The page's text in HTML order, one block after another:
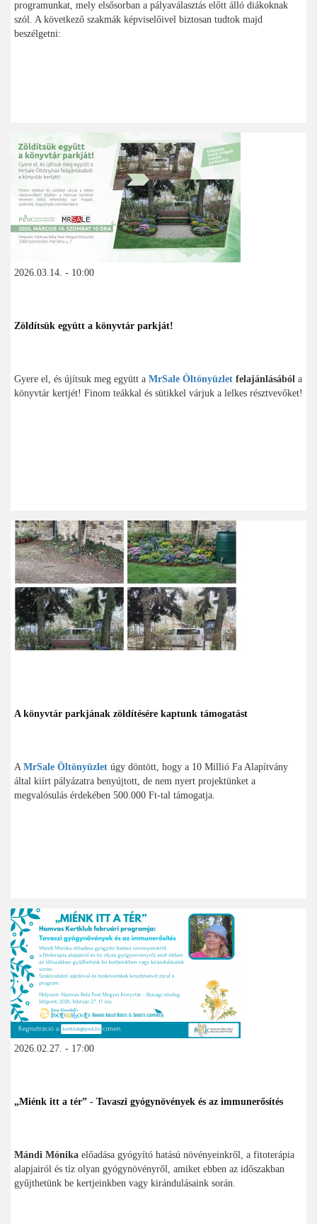
programunkat, mely elsősorban a pályaválasztás előtt álló diákoknak
szól. A következő szakmák képviselőivel biztosan tudtok majd
beszélgetni:
2026.03.14. - 10:00
Zöldítsük együtt a könyvtár parkját!
Gyere el, és újítsuk meg együtt a MrSale Öltönyüzlet felajánlásából a
könyvtár kertjét! Finom teákkal és sütikkel várjuk a lelkes résztvevőket!
A könyvtár parkjának zöldítésére kaptunk támogatást
A MrSale Öltönyüzlet úgy döntött, hogy a 10 Millió Fa Alapítvány
által kiírt pályázatra benyújtott, de nem nyert projektünket a
megvalósulás érdekében 500.000 Ft-tal támogatja.
2026.02.27. - 17:00
„Miénk itt a tér” - Tavaszi gyógynövények és az immunerősítés
Mándi Mónika előadása gyógyító hatású növényeinkről, a fitoterápia
alapjairól és tíz olyan gyógynövényről, amiket ebben az időszakban
gyűjthetünk be kertjeinkben vagy kirándulásaink során.